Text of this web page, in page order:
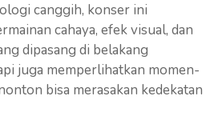
canggih, konser ini
cahaya, efek visual, dan
dipasang di belakang
juga memperlihatkan momen-
bisa merasakan kedekatan